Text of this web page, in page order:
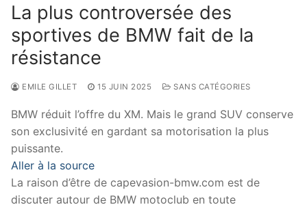
La plus controversée des
sportives de BMW fait de la
résistance
EMILE GILLET 15 JUIN 2025 SANS CATÉGORIES
BMW réduit l’offre du XM. Mais le grand SUV conserve
son exclusivité en gardant sa motorisation la plus
puissante.
Aller à la source
La raison d’être de capevasion-bmw.com est de
discuter autour de BMW motoclub en toute